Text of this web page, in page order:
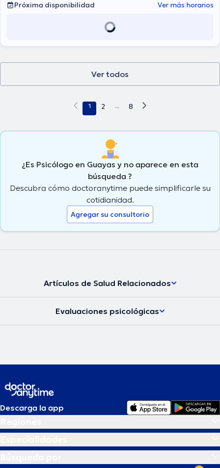
Próxima disponibilidad
Ver más horarios
Ver todos
1 2 ... 8
¿Es Psicólogo en Guayas y no aparece en esta
búsqueda ?
Descubra cómo doctoranytime puede simplificarle su
cotidianidad.
Agregar su consultorio
Artículos de Salud Relacionados
Evaluaciones psicológicas
Descarga la app